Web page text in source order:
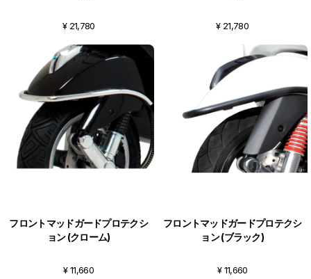
¥ 21,780 ¥ 21,780
フロントマッドガードプロテクシ
ョン (クローム)
¥ 11,660
フロントマッドガードプロテクシ
ョン (ブラック)
¥ 11,660